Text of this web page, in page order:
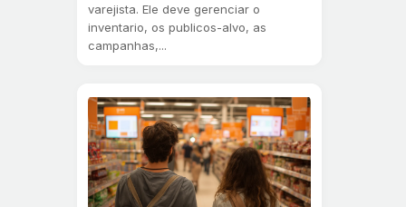
varejista. Ele deve gerenciar o
inventario, os publicos-alvo, as
campanhas,...